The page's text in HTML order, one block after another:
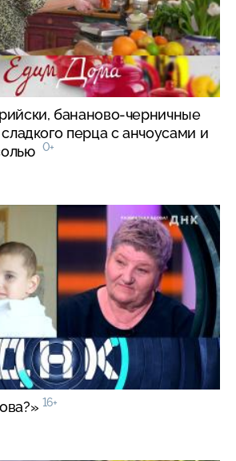
бананово-черничные
перца с анчоусами и
0+
16+